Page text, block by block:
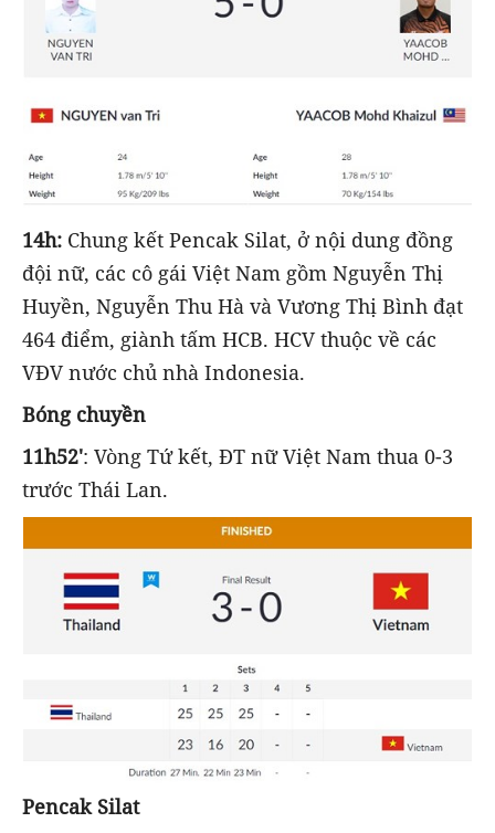
14h: Chung kết Pencak Silat, ở nội dung đồng
đội nữ, các cô gái Việt Nam gồm Nguyễn Thị
Huyền, Nguyễn Thu Hà và Vương Thị Bình đạt
464 điểm, giành tấm HCB. HCV thuộc về các
VĐV nước chủ nhà Indonesia.
Bóng chuyền
11h52': Vòng Tứ kết, ĐT nữ Việt Nam thua 0-3
trước Thái Lan.
Pencak Silat